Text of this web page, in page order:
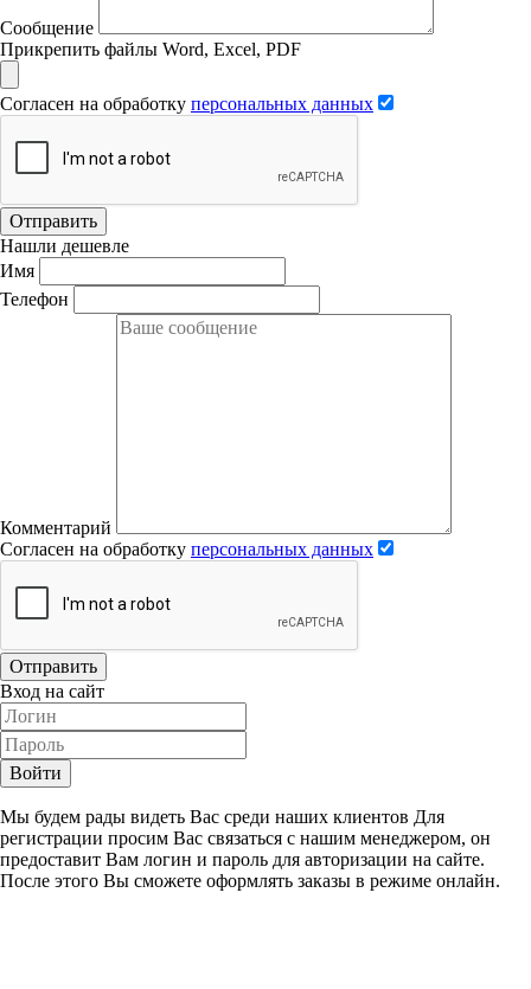
Сообщение
Прикрепить файлы Word, Excel, PDF
Согласен на обработку персональных данных
Отправить
Нашли дешевле
Имя
Телефон
Комментарий
Согласен на обработку персональных данных
Отправить
Вход на сайт
Войти
Мы будем рады видеть Вас среди наших клиентов Для
регистрации просим Вас связаться с нашим менеджером, он
предоставит Вам логин и пароль для авторизации на сайте.
После этого Вы сможете оформлять заказы в режиме онлайн.